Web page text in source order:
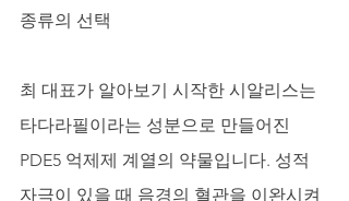
종류의 선택
최 대표가 알아보기 시작한 시알리스는
타다라필이라는 성분으로 만들어진
PDE5 억제제 계열의 약물입니다. 성적
자극이 있을 때 음경의 혈관을 이완시켜